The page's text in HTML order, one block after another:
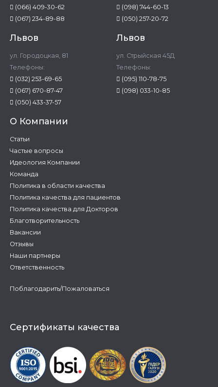
(066) 409-30-62
(067) 234-89-88
(098) 744-60-13
(050) 257-20-72
Львов
ул. Городоцкая, 81
Телефоны:
(032) 253-69-65
(067) 670-87-47
(050) 433-37-57
Львов
ул. Стрыйская 45Д
Телефоны:
(095) 110-78-75
(098) 033-10-85
О Компании
Статьи
Частые вопросы
Идеология Компании
Команда
Политика в области качества
Политика качества для пациентов
Политика качества для Докторов
Благотворительность
Вакансии
Отзывы
Наши партнеры
Ответственность
Поблагодарить/Пожаловаться
Сертификаты качества